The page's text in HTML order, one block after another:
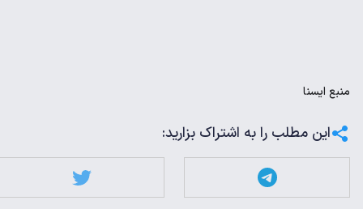
منبع ايسنا
این مطلب را به اشتراک بزارید: